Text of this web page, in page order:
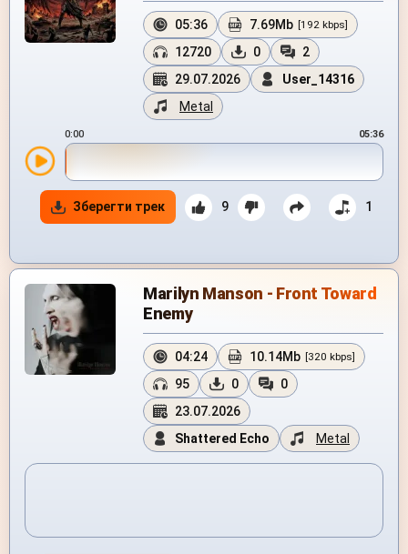
05:36 7.69Mb [192 kbps]
12720 0
2
29.07.2026
User_14316
Metal
0:00 05:36
Зберегти трек 9 1
Marilyn Manson - Front Toward
Enemy
04:24 10.14Mb [320 kbps]
95 0
0
23.07.2026
Shattered Echo
Metal